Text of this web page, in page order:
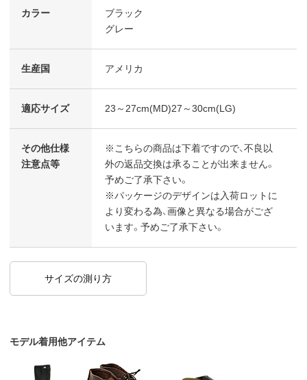
カラー
ブラック
グレー
生産国 アメリカ
適応サイズ 23～27cm(MD)27～30cm(LG)
その他仕様
注意点等
※こちらの商品は下着ですので、不良以
外の返品交換は承ることが出来ません。
予めご了承下さい。
※パッケージのデザインは入荷ロットに
より変わる為、画像と異なる場合がござ
います。予めご了承下さい。
サイズの測り方
モデル着用他アイテム